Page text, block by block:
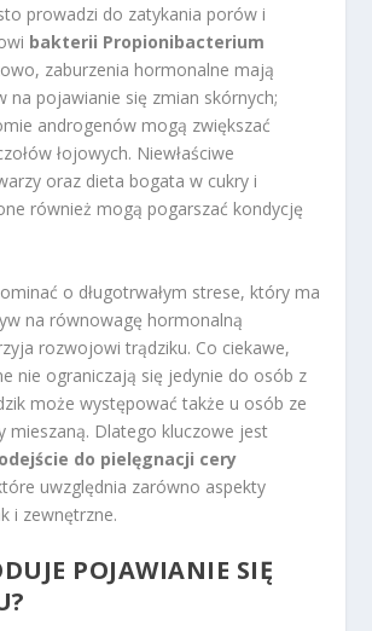
prowadzi do zatykania porów i
bakterii Propionibacterium
zaburzenia hormonalne mają
na pojawianie się zmian skórnych;
androgenów mogą zwiększać
łojowych. Niewłaściwe
oraz dieta bogata w cukry i
również mogą pogarszać kondycję
o długotrwałym strese, który ma
na równowagę hormonalną
rozwojowi trądziku. Co ciekawe,
nie ograniczają się jedynie do osób z
może występować także u osób ze
mieszaną. Dlatego kluczowe jest
do pielęgnacji cery
uwzględnia zarówno aspekty
i zewnętrzne.
POJAWIANIE SIĘ